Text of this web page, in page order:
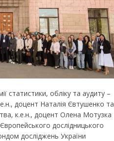
статистики, обліку та аудиту –
доцент Наталія Євтушенко та
к.е.н., доцент Олена Мотузка
дослідницького
досліджень України